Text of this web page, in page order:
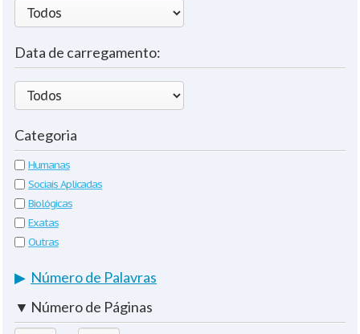
Data de carregamento:
Categoria
Humanas
Sociais Aplicadas
Biológicas
Exatas
Outras
▶ Número de Palavras
▼ Número de Páginas